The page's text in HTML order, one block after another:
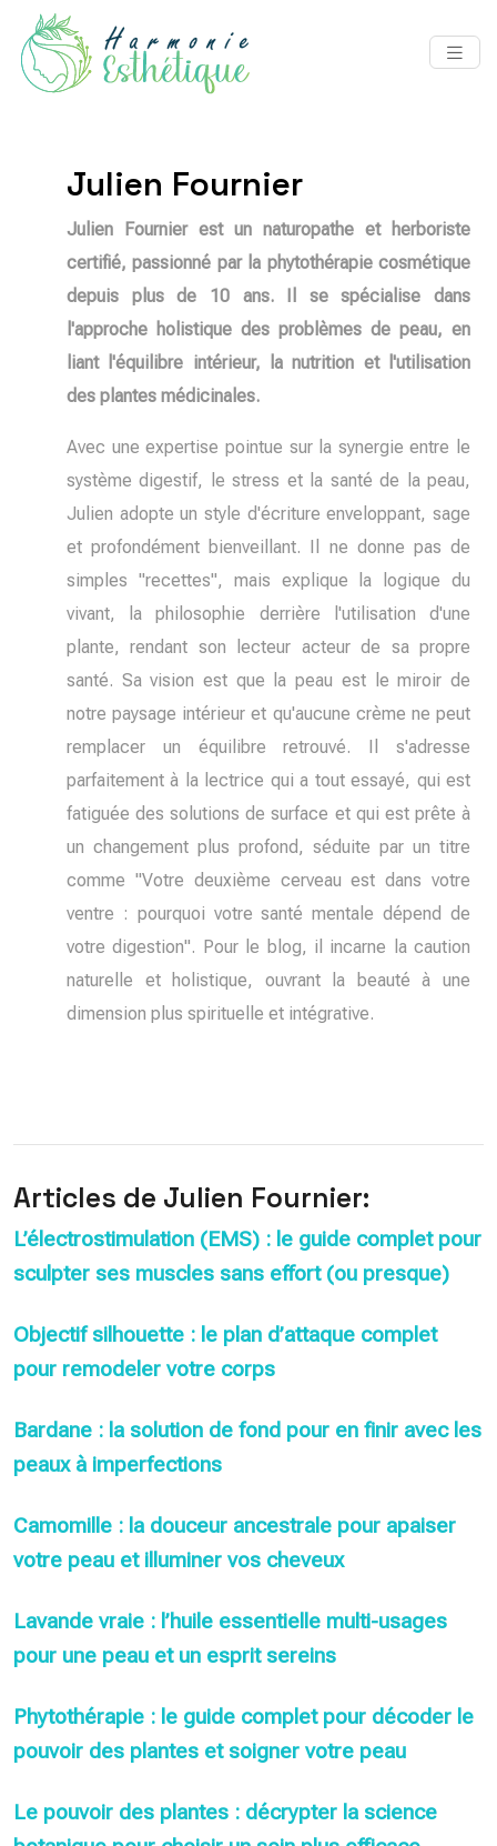
Julien Fournier
Julien Fournier est un naturopathe et herboriste
certifié, passionné par la phytothérapie cosmétique
depuis plus de 10 ans. Il se spécialise dans
l'approche holistique des problèmes de peau, en
liant l'équilibre intérieur, la nutrition et l'utilisation
des plantes médicinales.
Avec une expertise pointue sur la synergie entre le
système digestif, le stress et la santé de la peau,
Julien adopte un style d'écriture enveloppant, sage
et profondément bienveillant. Il ne donne pas de
simples "recettes", mais explique la logique du
vivant, la philosophie derrière l'utilisation d'une
plante, rendant son lecteur acteur de sa propre
santé. Sa vision est que la peau est le miroir de
notre paysage intérieur et qu'aucune crème ne peut
remplacer un équilibre retrouvé. Il s'adresse
parfaitement à la lectrice qui a tout essayé, qui est
fatiguée des solutions de surface et qui est prête à
un changement plus profond, séduite par un titre
comme "Votre deuxième cerveau est dans votre
ventre : pourquoi votre santé mentale dépend de
votre digestion". Pour le blog, il incarne la caution
naturelle et holistique, ouvrant la beauté à une
dimension plus spirituelle et intégrative.
Articles de Julien Fournier:
L’électrostimulation (EMS) : le guide complet pour
sculpter ses muscles sans effort (ou presque)
Objectif silhouette : le plan d’attaque complet
pour remodeler votre corps
Bardane : la solution de fond pour en finir avec les
peaux à imperfections
Camomille : la douceur ancestrale pour apaiser
votre peau et illuminer vos cheveux
Lavande vraie : l’huile essentielle multi-usages
pour une peau et un esprit sereins
Phytothérapie : le guide complet pour décoder le
pouvoir des plantes et soigner votre peau
Le pouvoir des plantes : décrypter la science